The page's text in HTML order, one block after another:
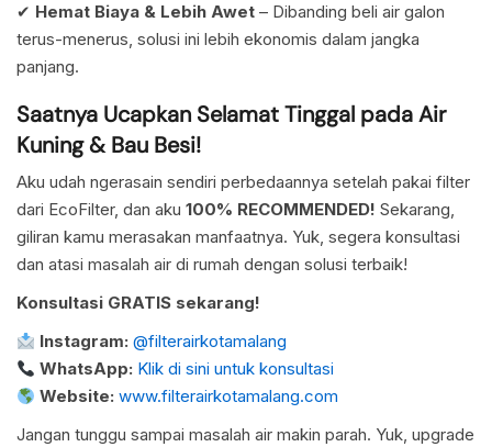
✔ Hemat Biaya & Lebih Awet – Dibanding beli air galon
terus-menerus, solusi ini lebih ekonomis dalam jangka
panjang.
Saatnya Ucapkan Selamat Tinggal pada Air
Kuning & Bau Besi!
Aku udah ngerasain sendiri perbedaannya setelah pakai filter
dari EcoFilter, dan aku 100% RECOMMENDED! Sekarang,
giliran kamu merasakan manfaatnya. Yuk, segera konsultasi
dan atasi masalah air di rumah dengan solusi terbaik!
Konsultasi GRATIS sekarang!
Instagram: @filterairkotamalang
WhatsApp: Klik di sini untuk konsultasi
Website: www.filterairkotamalang.com
Jangan tunggu sampai masalah air makin parah. Yuk, upgrade